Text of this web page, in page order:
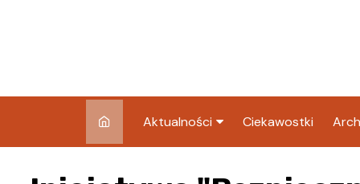
Aktualności Ciekawostki